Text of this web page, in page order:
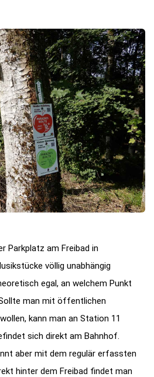
Parkplatz am Freibad in
völlig unabhängig
egal, an welchem Punkt
man mit öffentlichen
kann man an Station 11
sich direkt am Bahnhof.
aber mit dem regulär erfassten
hinter dem Freibad findet man